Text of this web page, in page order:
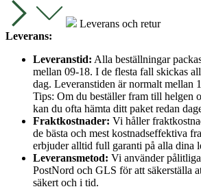
Leverans och retur
Leverans:
Leveranstid: Alla beställningar
mellan 09-18. I de flesta fall skickas
dag. Leveranstiden är normalt mellan
Tips: Om du beställer fram till helgen
kan du ofta hämta ditt paket redan
Fraktkostnader: Vi håller
de bästa och mest kostnadseffektiva
erbjuder alltid full garanti på alla dina
Leveransmetod: Vi använder
PostNord och GLS för att säkerställa
säkert och i tid.